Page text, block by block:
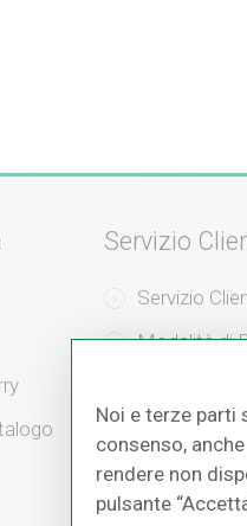
Servizio
Servizio
Modalità di
Resi e
Noi e terze parti
consenso,
rendere non
pulsante